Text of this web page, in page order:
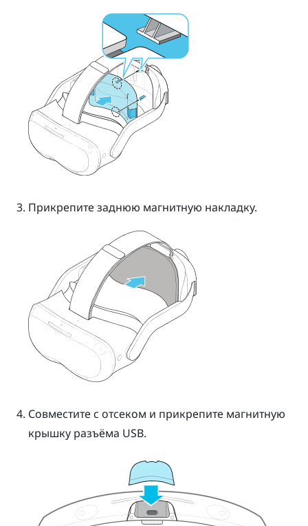
Прикрепите заднюю магнитную накладку.
Совместите с отсеком и прикрепите магнитную
крышку разъёма USB.